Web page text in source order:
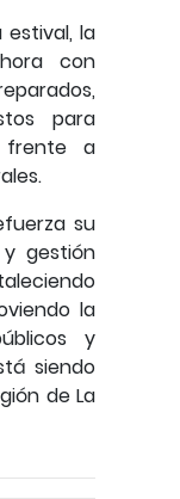
la
con
para
frente a
su
gestión
la
y
siendo
de La